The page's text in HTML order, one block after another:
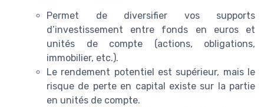
Permet de diversifier vos supports
d’investissement entre fonds en euros et
unités de compte (actions, obligations,
immobilier, etc.).
Le rendement potentiel est supérieur, mais le
risque de perte en capital existe sur la partie
en unités de compte.